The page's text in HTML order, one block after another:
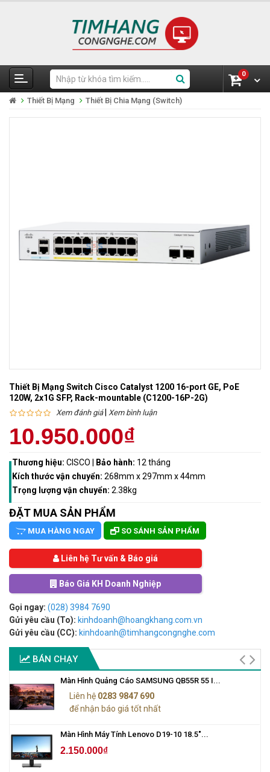
0
Thiết Bị Mạng Thiết Bị Chia Mạng (Switch)
Thiết Bị Mạng Switch Cisco Catalyst 1200 16-port GE, PoE
120W, 2x1G SFP, Rack-mountable (C1200-16P-2G)
Xem đánh giá| Xem bình luận
10.950.000₫
Thương hiệu: CISCO Bảo hành: 12 tháng
Kích thước vận chuyển: 268mm x 297mm x 44mm
Trọng lượng vận chuyển: 2.38kg
ĐẶT MUA SẢN PHẨM
MUA HÀNG NGAY SO SÁNH SẢN PHẨM
Liên hệ Tư vấn & Báo giá
Báo Giá KH Doanh Nghiệp
Gọi ngay: (028) 3984 7690
Gửi yêu cầu (To): kinhdoanh@hoangkhang.com.vn
Gửi yêu cầu (CC): kinhdoanh@timhangcongnghe.com
BÁN CHẠY
Màn Hình Quảng Cáo SAMSUNG QB55R 55 I...
Liên hệ 0283 9847 690
để nhận báo giá tốt nhất
Màn Hình Máy Tính Lenovo D19-10 18.5"...
2.150.000₫